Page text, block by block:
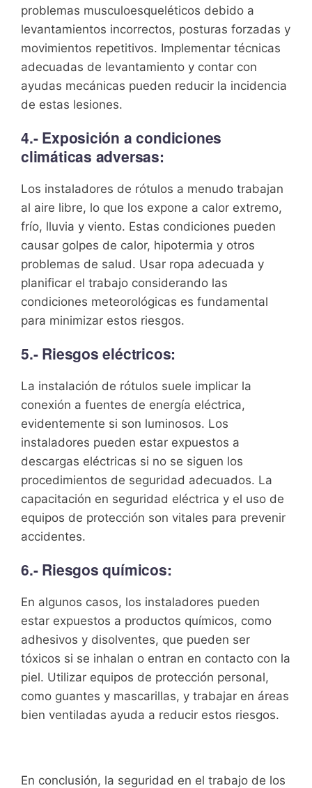
problemas musculoesqueléticos debido a
levantamientos incorrectos, posturas forzadas y
movimientos repetitivos. Implementar técnicas
adecuadas de levantamiento y contar con
ayudas mecánicas pueden reducir la incidencia
de estas lesiones.
4.- Exposición a condiciones
climáticas adversas:
Los instaladores de rótulos a menudo trabajan
al aire libre, lo que los expone a calor extremo,
frío, lluvia y viento. Estas condiciones pueden
causar golpes de calor, hipotermia y otros
problemas de salud. Usar ropa adecuada y
planificar el trabajo considerando las
condiciones meteorológicas es fundamental
para minimizar estos riesgos.
5.- Riesgos eléctricos:
La instalación de rótulos suele implicar la
conexión a fuentes de energía eléctrica,
evidentemente si son luminosos. Los
instaladores pueden estar expuestos a
descargas eléctricas si no se siguen los
procedimientos de seguridad adecuados. La
capacitación en seguridad eléctrica y el uso de
equipos de protección son vitales para prevenir
accidentes.
6.- Riesgos químicos:
En algunos casos, los instaladores pueden
estar expuestos a productos químicos, como
adhesivos y disolventes, que pueden ser
tóxicos si se inhalan o entran en contacto con la
piel. Utilizar equipos de protección personal,
como guantes y mascarillas, y trabajar en áreas
bien ventiladas ayuda a reducir estos riesgos.
En conclusión, la seguridad en el trabajo de los